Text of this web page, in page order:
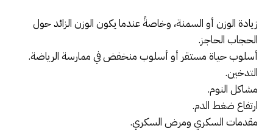
زيادة الوزن أو السمنة، وخاصةً عندما يكون الوزن الزائد حول
الحجاب الحاجز.
أسلوب حياة مستقر أو أسلوب منخفض في ممارسة الرياضة.
التدخين.
مشاكل النوم.
ارتفاع ضغط الدم.
مقدمات السكري ومرض السكري.